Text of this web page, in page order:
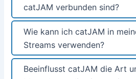
catJAM verbunden sind?
Wie kann ich catJAM in
Streams verwenden?
Beeinflusst catJAM die Art